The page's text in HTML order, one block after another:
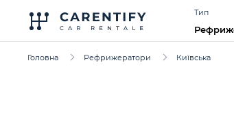
Тип
Головна Рефрижератори Київська